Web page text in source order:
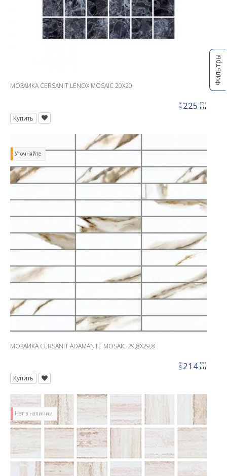
Фильтры
МОЗАИКА CERSANIT LENOX MOSAIC 20X20
цена225 грн
шт
Купить
Уточняйте
МОЗАИКА CERSANIT ADAMANTE MOSAIC 29,8X29,8
цена 214 грн
шт
Купить
Нет в наличии